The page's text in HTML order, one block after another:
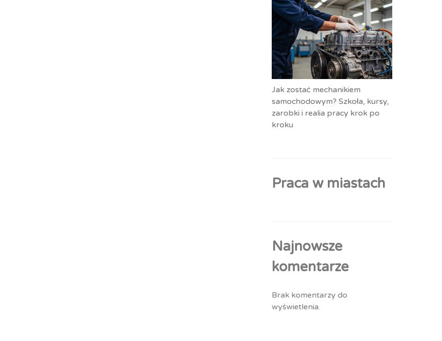
Jak zostać mechanikiem
samochodowym? Szkoła, kursy,
zarobki i realia pracy krok po
kroku
Praca w miastach
Najnowsze
komentarze
Brak komentarzy do
wyświetlenia.